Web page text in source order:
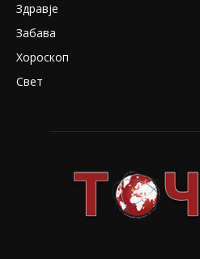
Здравје
Забава
Хороскоп
Свет